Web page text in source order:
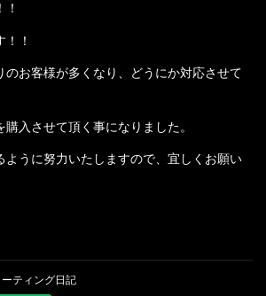
！
のお客様が多くなり、どうにか対応させて
入させて頂く事になりました。
ように努力いたしますので、宜しくお願い
ーティング日記